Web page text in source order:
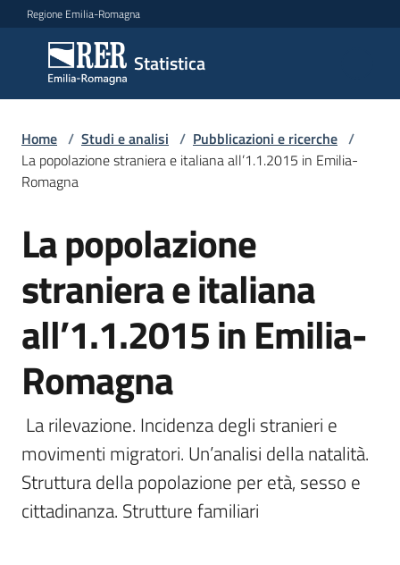
Vai al contenuto
Vai alla navigazione
Vai al footer
Regione Emilia-Romagna
Statistica
Statistica
Novità
Studi
e
analisi
Menu selezionato
Statistiche
per
temi
Metadati
Home / Studi e analisi / Pubblicazioni e ricerche /
La popolazione straniera e italiana all’1.1.2015 in Emilia-
Romagna
Salta al contenuto
La popolazione
straniera e italiana
all’1.1.2015 in Emilia-
Romagna
movimenti migratori. Un’analisi della natalità.
Struttura della popolazione per età, sesso e